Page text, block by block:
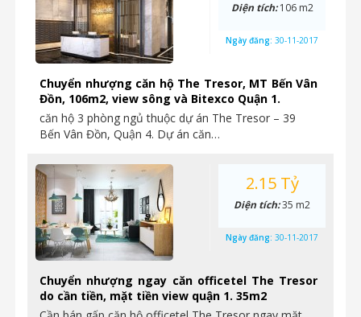
Chuyển nhượng căn hộ The Tresor, MT Bến Vân
Đồn, 106m2, view sông và Bitexco Quận 1.
căn hộ 3 phòng ngủ thuộc dự án The Tresor – 39
Bến Vân Đồn, Quận 4. Dự án căn…
Diện tích:106 m2
Ngày đăng: 30-11-2017
Chuyển nhượng ngay căn officetel The Tresor
do cần tiền, mặt tiền view quận 1. 35m2
2.15 Tỷ
Diện tích:35 m2
Ngày đăng: 30-11-2017